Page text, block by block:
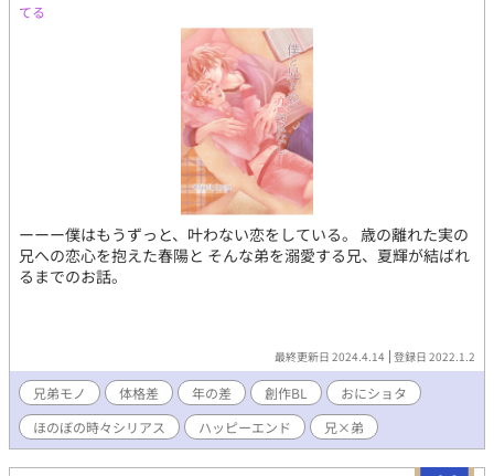
てる
ーーー僕はもうずっと、叶わない恋をしている。 歳の離れた実の
兄への恋心を抱えた春陽と そんな弟を溺愛する兄、夏輝が結ばれ
るまでのお話。
最終更新日 2024.4.14 登録日 2022.1.2
兄弟モノ 体格差 年の差 創作BL
おにショタ
ほのぼの時々シリアス
ハッピーエンド 兄×弟